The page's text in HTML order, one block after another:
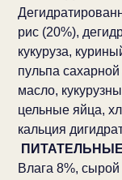
рис (20%),
кукуруза,
пульпа
масло,
цельные яйца,
кальция
Влага 8%,